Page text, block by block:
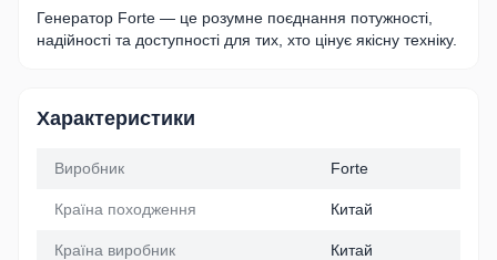
Генератор Forte — це розумне поєднання потужності,
надійності та доступності для тих, хто цінує якісну техніку.
Характеристики
Виробник Forte
Країна походження Китай
Країна виробник Китай